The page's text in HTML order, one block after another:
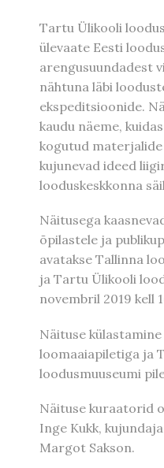
Tartu Ülikooli
ülevaate Eesti
arengusuundadest
nähtuna läbi
ekspeditsioonide.
kaudu näeme,
kogutud
kujunevad ideed
looduskeskkonna
Näitusega
õpilastele ja
avatakse Tallinna
ja Tartu Ülikooli
novembril 2019 kell
Näituse
loomaaiapiletiga ja
loodusmuuseumi
Näituse kuraatorid
Inge Kukk,
Margot Sakson.